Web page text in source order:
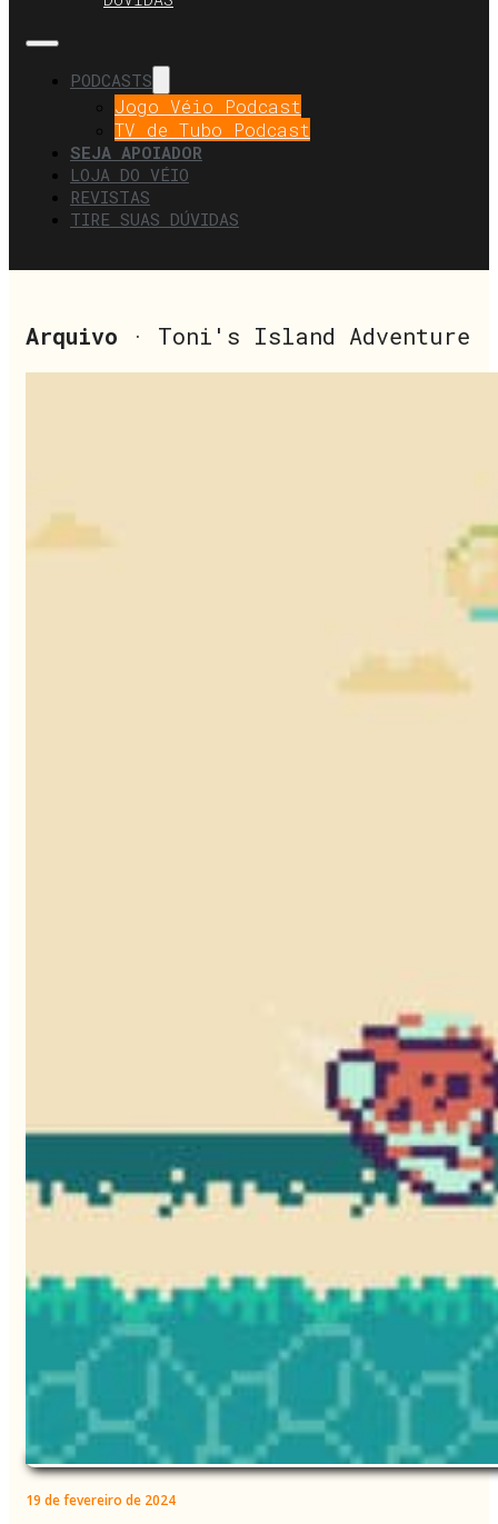
PODCASTS
Jogo Véio Podcast
TV de Tubo Podcast
SEJA APOIADOR
LOJA DO VÉIO
REVISTAS
TIRE SUAS DÚVIDAS
Arquivo · Toni's Island Adventure
19 de fevereiro de 2024